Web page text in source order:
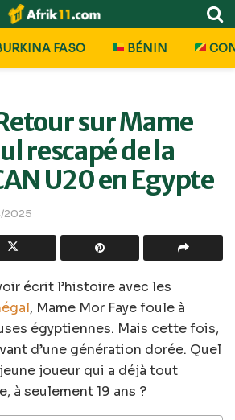
FASO BÉNIN
sur Mame
rescapé de la
U20 en Egypte
2025
écrit l’histoire avec les
, Mame Mor Faye foule à
égyptiennes. Mais cette fois,
d’une génération dorée. Quel
joueur qui a déjà tout
à seulement 19 ans ?